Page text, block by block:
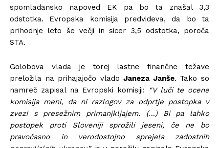
spomladansko napoved EK pa bo ta znašal 3,3
odstotka. Evropska komisija predvideva, da bo ta
prihodnje leto še večji in sicer 3,5 odstotka, poroča
STA.
Golobova vlada je torej lastne finančne težave
preložila na prihajajočo vladoJaneza Janše. Tako so
namreč zapisal na Evropski komisiji:
“V luči te ocene
komisija meni, da ni razlogov za odprtje postopka v
zvezi s presežnim primanjkljajem. (…) Bi pa lahko
postopek proti Sloveniji sprožili jeseni, če ne bo
pravočasno in verodostojno sprejela zadostnih